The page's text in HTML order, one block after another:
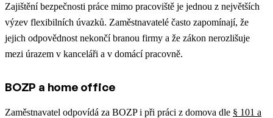
Zajištění bezpečnosti práce mimo pracoviště je jednou z největších
výzev flexibilních úvazků. Zaměstnavatelé často zapomínají, že
jejich odpovědnost nekončí branou firmy a že zákon nerozlišuje
mezi úrazem v kanceláři a v domácí pracovně.
BOZP a home office
Zaměstnavatel odpovídá za BOZP i při práci z domova dle § 101 a